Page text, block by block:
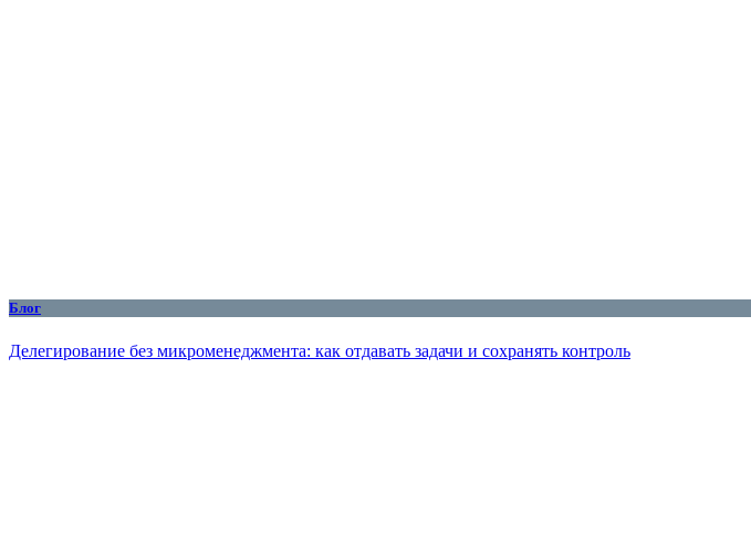
Блог
Делегирование без микроменеджмента: как отдавать задачи и сохранять контроль